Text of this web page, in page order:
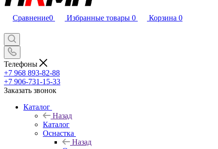
Сравнение0 Избранные товары 0 Корзина 0
Телефоны
+7 968 893-82-88
+7 906-731-15-33
Заказать звонок
Каталог
Назад
Каталог
Оснастка
Назад